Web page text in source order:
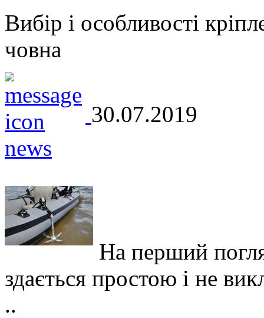
Вибір і особливості
човна
30.07.2019
На перший
здається простою і не
..